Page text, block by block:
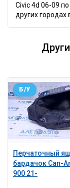
Civic 4d 06-09
других городах
Перчаточный
бардачок Can-
900 21-
Б/У